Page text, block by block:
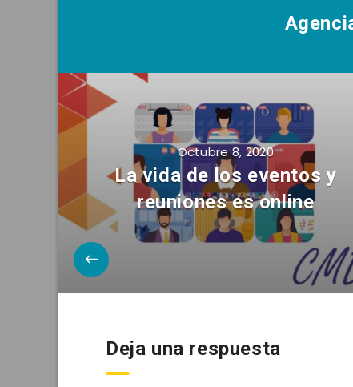
Octubre 8, 2020
La vida de los eventos y
reuniones es online
Deja una respuesta